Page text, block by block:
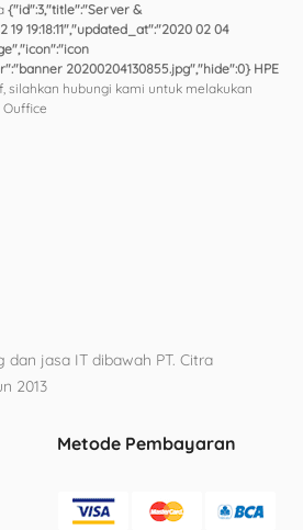
{"id":3,"title":"Server &
19:18:11","updated_at":"2020 02 04
20200204130855.jpg","hide":0} HPE
silahkan hubungi kami untuk melakukan
dan jasa IT dibawah PT. Citra
2013
Metode Pembayaran